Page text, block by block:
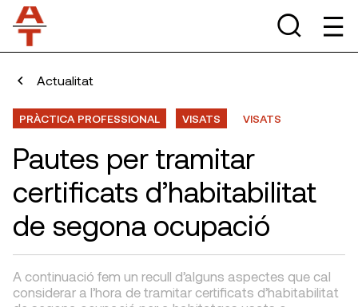
Actualitat
PRÀCTICA PROFESSIONAL VISATS VISATS
Pautes per tramitar
certificats d’habitabilitat
de segona ocupació
A continuació fem un recull d’alguns aspectes que cal
considerar a l’hora de tramitar certificats d’habitabilitat